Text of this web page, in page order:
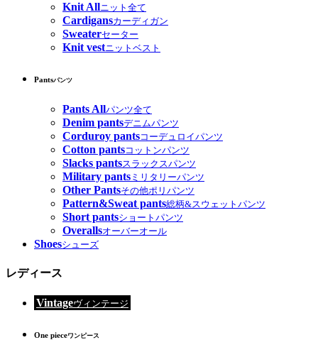
Knit Allニット全て
Cardigansカーディガン
Sweaterセーター
Knit vestニットベスト
Pantsパンツ
Pants Allパンツ全て
Denim pantsデニムパンツ
Corduroy pantsコーデュロイパンツ
Cotton pantsコットンパンツ
Slacks pantsスラックスパンツ
Military pants ミリタリーパンツ
Other Pantsその他ポリパンツ
Pattern&Sweat pants総柄&スウェットパンツ
Short pantsショートパンツ
Overallsオーバーオール
Shoesシューズ
レディース
Vintageヴィンテージ
One pieceワンピース